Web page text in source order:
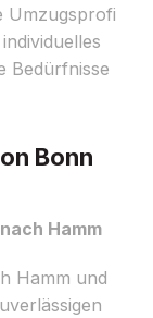
Umzugsprofi
Bedürfnisse
Bonn
Hamm
Hamm und